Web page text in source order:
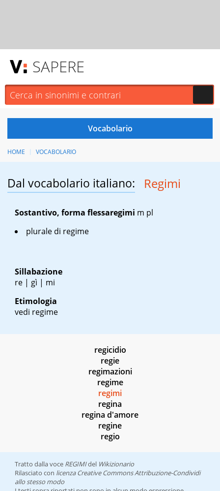
SAPERE
HOME VOCABOLARIO
Dal vocabolario italiano: Regimi
Sostantivo, forma flessaregimi m pl
plurale di regime
Sillabazione
re | gì | mi
Etimologia
vedi regime
regicidio
regie
regimazioni
regime
regimi
regina
regina d'amore
regine
regio
Tratto dalla voce REGIMIdel Wikizionario
Rilasciato con licenza Creative Commons Attribuzione-Condividi
allo stesso modo